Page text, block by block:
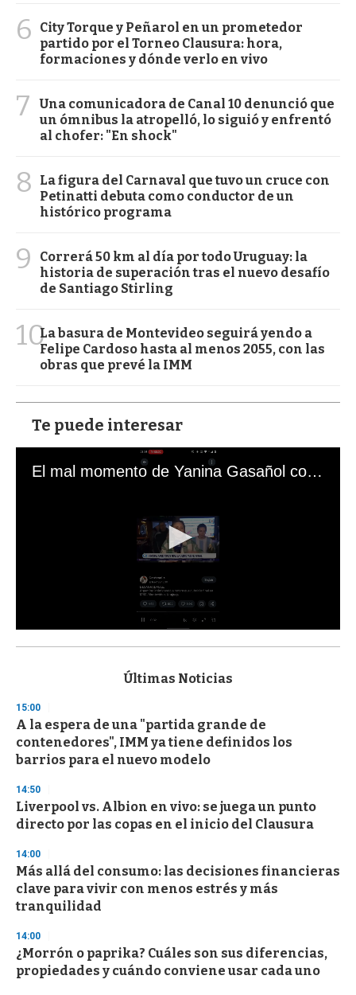
6
City Torque y Peñarol en un prometedor
partido por el Torneo Clausura: hora,
formaciones y dónde verlo en vivo
7
Una comunicadora de Canal 10 denunció que
un ómnibus la atropelló, lo siguió y enfrentó
al chofer: "En shock"
8
La figura del Carnaval que tuvo un cruce con
Petinatti debuta como conductor de un
histórico programa
9
Correrá 50 km al día por todo Uruguay: la
historia de superación tras el nuevo desafío
de Santiago Stirling
10La basura de Montevideo seguirá yendo a
Felipe Cardoso hasta al menos 2055, con las
obras que prevé la IMM
Te puede interesar
El mal momento de Yanina Gasañol con un hincha argentino en "Subrayado"
s
d
s
o
f
3
s
e
c
o
d
s
Últimas Noticias
15:00
A la espera de una "partida grande de
contenedores", IMM ya tiene definidos los
barrios para el nuevo modelo
14:50
Liverpool vs. Albion en vivo: se juega un punto
directo por las copas en el inicio del Clausura
14:00
Más allá del consumo: las decisiones financieras
clave para vivir con menos estrés y más
tranquilidad
14:00
¿Morrón o paprika? Cuáles son sus diferencias,
propiedades y cuándo conviene usar cada uno